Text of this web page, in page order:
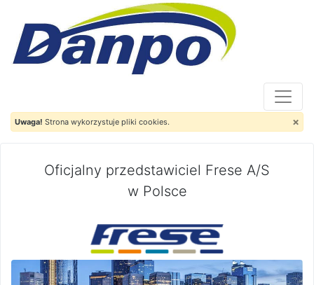
Uwaga! Strona wykorzystuje pliki cookies. ×
Oficjalny przedstawiciel Frese A/S
w Polsce